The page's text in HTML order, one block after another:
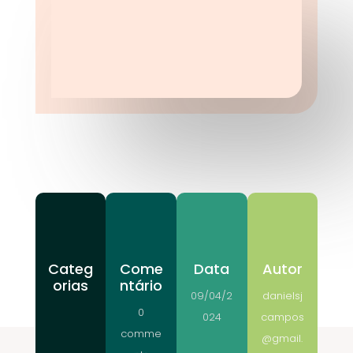
Categ
orias
Come
ntário
0
comme
Data
09/04/2
024
Autor
danielsj
campos
@gmail.